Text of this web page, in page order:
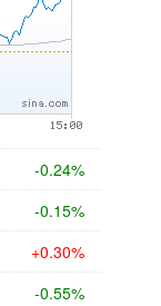
-0.24%
-0.15%
+0.30%
-0.55%